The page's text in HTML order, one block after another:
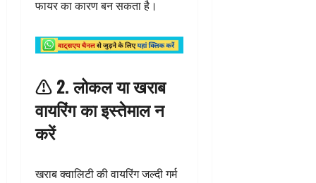
फायर का कारण बन सकता है।
⚠️ 2. लोकल या खराब
वायरिंग का इस्तेमाल न
करें
खराब क्वालिटी की वायरिंग जल्दी गर्म